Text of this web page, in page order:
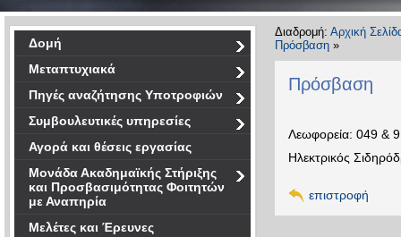
Δομή
Μεταπτυχιακά
Πηγές αναζήτησης Υποτροφιών
Συμβουλευτικές υπηρεσίες
Αγορά και θέσεις εργασίας
Μονάδα Ακαδημαϊκής Στήριξης
και Προσβασιμότητας Φοιτητών
με Αναπηρία
Μελέτες και Έρευνες
Διαδρομή: Αρχική
Πρόσβαση »
Πρόσβαση
Λεωφορεία: 049 &
Ηλεκτρικός
επιστροφή